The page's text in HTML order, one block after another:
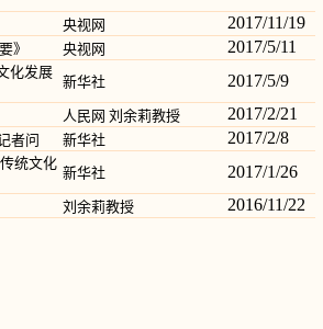
央视网 2017/11/19
》 央视网 2017/5/11
化发展
新华社 2017/5/9
人民网 刘余莉教授 2017/2/21
者问 新华社 2017/2/8
统文化
新华社 2017/1/26
刘余莉教授 2016/11/22